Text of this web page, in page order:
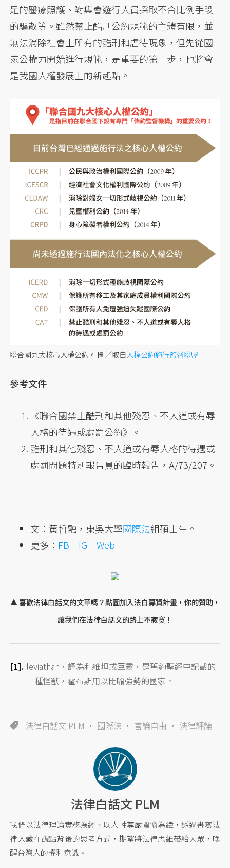
足的醫療照護、對集會遊行人員採取不合比例手段
的驅散等。雖然禁止酷刑公約規範的主體有限，並
無法消除社會上所有的酷刑和虐待現象，但先從國
家公權力開始進行規範，是重要的第一步，也將會
是我國人權發展上的新起點。
聯合國九大核心人權公約。 圖／取自 人權公約施行監督聯盟
參考文件
《聯合國禁止酷刑和其他殘忍、不人道或有辱
人格的待遇或處罰公約》。
酷刑和其他殘忍、不人道或有辱人格的待遇或
處罰問題特別報告員的臨時報告，A/73/207。
文：黃哲融，東吳大學國際法組碩士生。
更多： FB ｜ IG ｜Web
▲ 喜歡法律白話文的文章嗎？點圖加入法白募資計畫，你的贊助，
讓我們在法律白話文的路上不寂寞！
leviathan，譯為利維坦或巨靈，是舊約聖經中記載的
一種怪獸，霍布斯用以比喻強勢的國家。
法律白話文 PLM 國際法 言論自由 法律評論
法律白話文 PLM
我們以法律理論實務為經、以人性尊嚴關懷為緯，透過書寫法
律人藏在觀點背後的思考方式，期望將法律思維帶給大眾，喚
醒台灣人的權利意識。